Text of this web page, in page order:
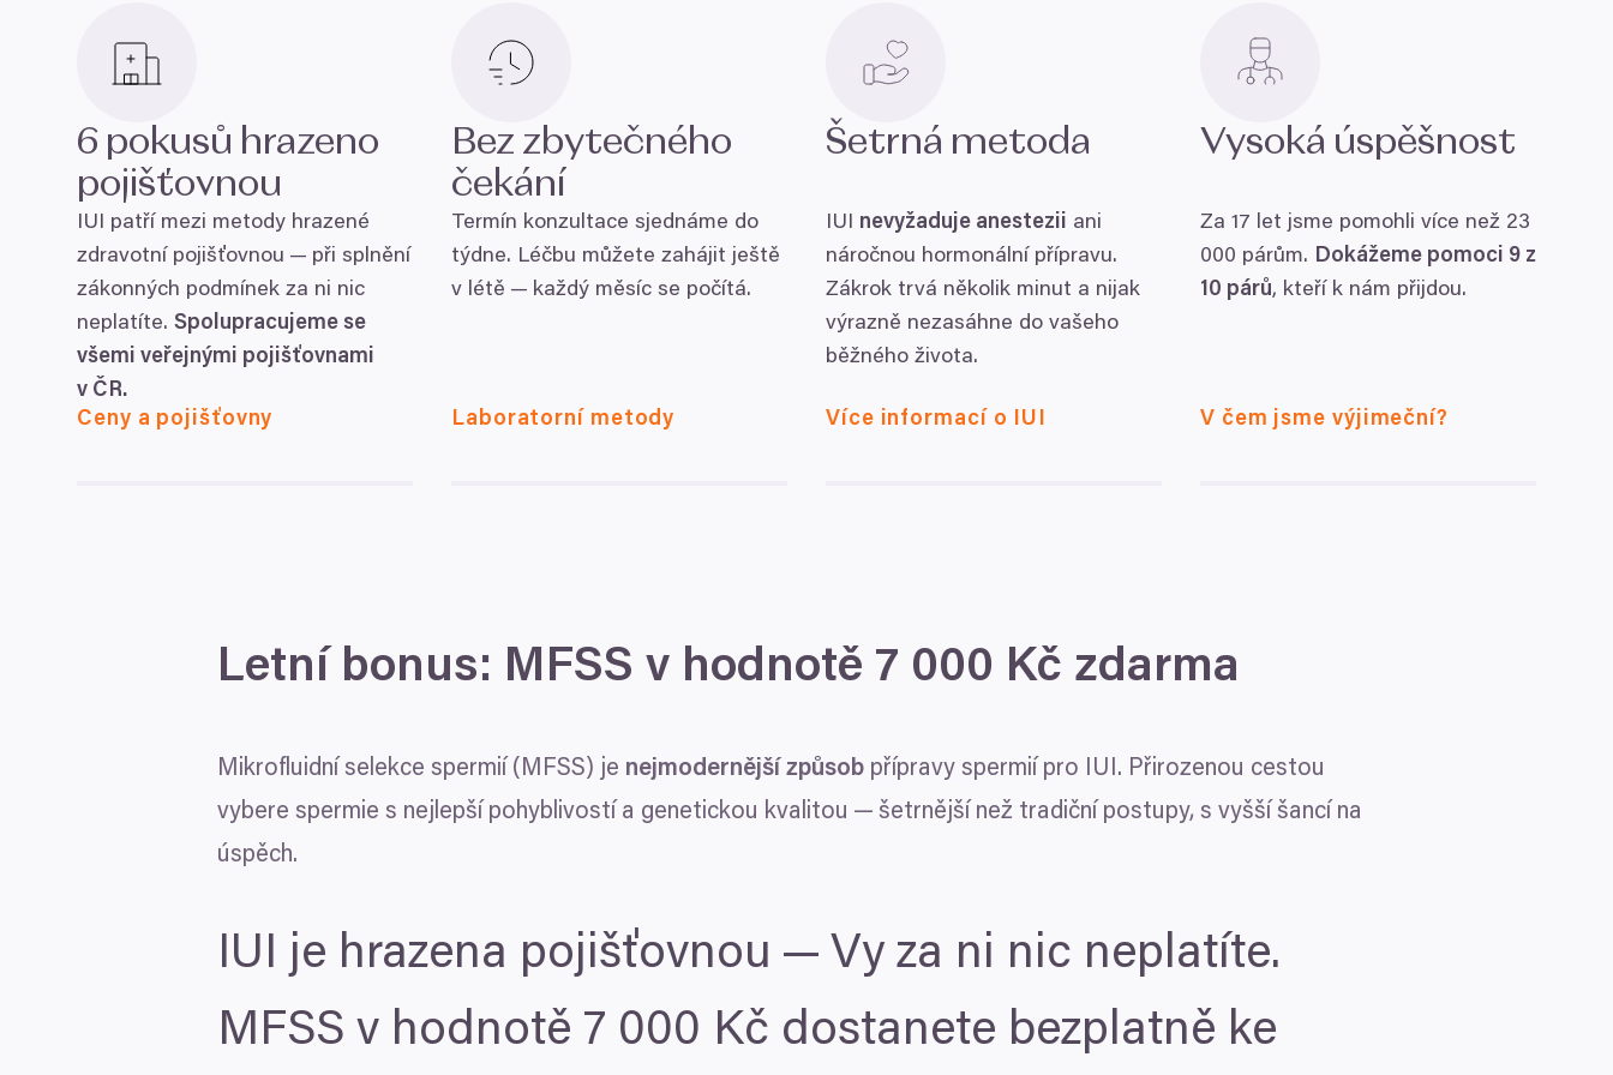
6 pokusů hrazeno
pojišťovnou
IUI patří mezi metody hrazené
zdravotní pojišťovnou — při splnění
zákonných podmínek za ni nic
neplatíte. Spolupracujeme se
všemi veřejnými pojišťovnami
v ČR.
Ceny a pojišťovny
Bez zbytečného
čekání
Termín konzultace sjednáme do
týdne. Léčbu můžete zahájit ještě
v létě — každý měsíc se počítá.
Laboratorní metody
Šetrná metoda
IUI nevyžaduje anestezii ani
náročnou hormonální přípravu.
Zákrok trvá několik minut a nijak
výrazně nezasáhne do vašeho
běžného života.
Více informací o IUI
Vysoká úspěšnost
Za 17 let jsme pomohli více než 23
000 párům. Dokážeme pomoci 9 z
10 párů, kteří k nám přijdou.
V čem jsme výjimeční?
Letní bonus: MFSS v hodnotě 7 000 Kč zdarma
Mikrofluidní selekce spermií ( MFSS) je nejmodernější způsob přípravy spermií pro IUI. Přirozenou cestou
vybere spermie s nejlepší pohyblivostí a genetickou kvalitou — šetrnější než tradiční postupy, s vyšší šancí na
úspěch.
IUI je hrazena pojišťovnou — Vy za ni nic neplatíte.
MFSS v hodnotě 7 000 Kč dostanete bezplatně ke